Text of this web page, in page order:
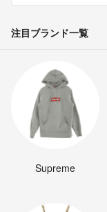
注目ブランド一覧
Supreme